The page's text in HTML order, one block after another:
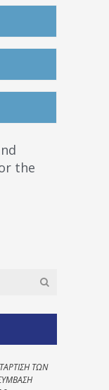
the
ΤΩΝ